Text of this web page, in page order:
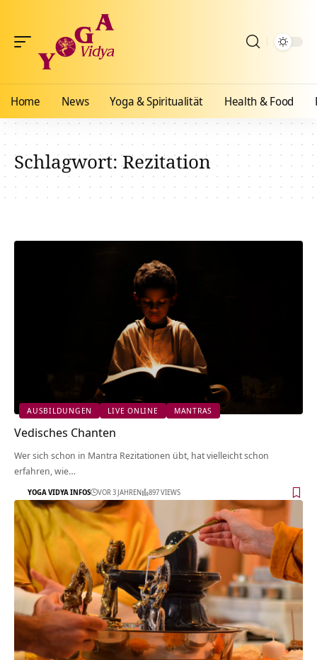
Home News Yoga & Spiritualität Health & Food
Schlagwort:Rezitation
AUSBILDUNGEN LIVE ONLINE MANTRAS
Vedisches Chanten
Wer sich schon in Mantra Rezitationen übt, hat vielleicht schon
erfahren, wie…
YOGA VIDYA INFOS VOR 3 JAHREN 897 VIEWS